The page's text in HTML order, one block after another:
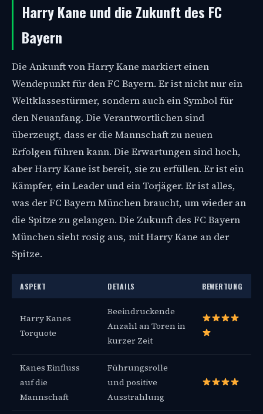
Harry Kane und die Zukunft des FC
Bayern
Die Ankunft von Harry Kane markiert einen
Wendepunkt für den FC Bayern. Er ist nicht nur ein
Weltklassestürmer, sondern auch ein Symbol für
den Neuanfang. Die Verantwortlichen sind
überzeugt, dass er die Mannschaft zu neuen
Erfolgen führen kann. Die Erwartungen sind hoch,
aber Harry Kane ist bereit, sie zu erfüllen. Er ist ein
Kämpfer, ein Leader und ein Torjäger. Er ist alles,
was der FC Bayern München braucht, um wieder an
die Spitze zu gelangen. Die Zukunft des FC Bayern
München sieht rosig aus, mit Harry Kane an der
Spitze.
ASPEKT DETAILS BEWERTUNG
Harry Kanes
Torquote
Beeindruckende
Anzahl an Toren in
kurzer Zeit
Kanes Einfluss
auf die
Mannschaft
Führungsrolle
und positive
Ausstrahlung